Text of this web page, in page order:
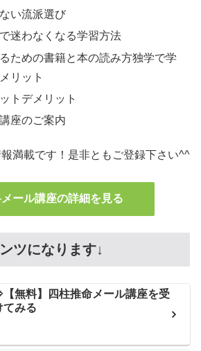
い流派選び
迷わなくなる学習方法
ための書籍と本の読み方独学で学
リット
トデメリット
座のご案内
満載です！是非ともご登録下さい^^
ール講座の詳細を見る
ツになります↓
無料】四柱推命メール講座を受
てみる